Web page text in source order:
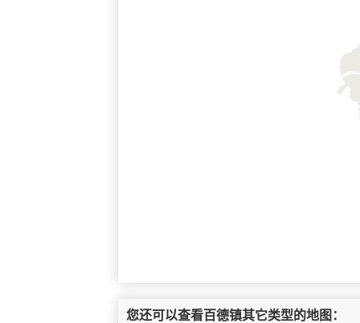
您还可以查看百德镇其它类型的地图：